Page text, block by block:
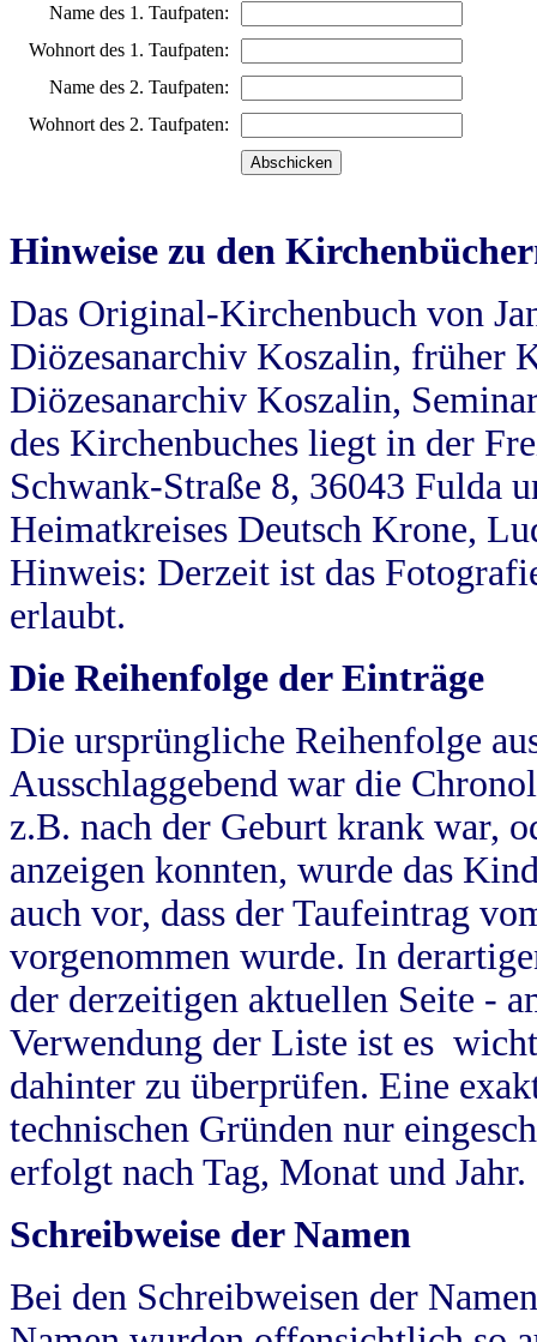
Name des 1. Taufpaten:
Wohnort des 1. Taufpaten:
Name des 2. Taufpaten:
Wohnort des 2. Taufpaten:
Hinweise zu den
Das Original-Kirchenbuch von
Diözesanarchiv Koszalin, früher
Diözesanarchiv Koszalin,
des Kirchenbuches liegt in der
Schwank-Straße 8, 36043 Fulda
Heimatkreises Deutsch Krone,
Hinweis: Derzeit ist das
erlaubt.
Die Reihenfolge der Einträge
Die ursprüngliche Reihenfolge
Ausschlaggebend war die
z.B. nach der Geburt krank war,
anzeigen konnten, wurde das
auch vor, dass der Taufeintrag
vorgenommen wurde. In
der derzeitigen aktuellen Seite -
Verwendung der Liste ist es
dahinter zu überprüfen. Eine
technischen Gründen nur
erfolgt nach Tag, Monat und Jahr.
Schreibweise der Namen
Bei den Schreibweisen der